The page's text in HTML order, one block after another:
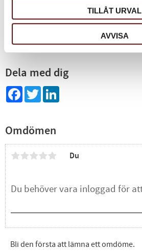
TILLÅT URVAL
AVVISA
INFO
Dela med dig
Facebook
Twitter
Omdömen
Du
Bli den första att lämna ett omdöme.